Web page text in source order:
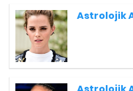
Astrolojik